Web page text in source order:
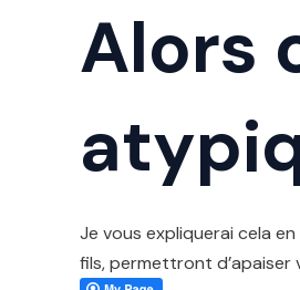
Alors
Je vous expliquerai cela
fils, permettront d’apaiser